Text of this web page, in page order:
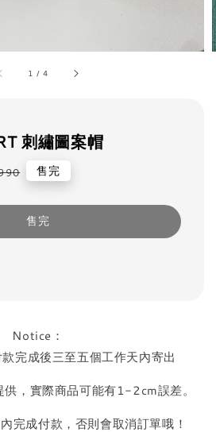
1 /4
刺繡圖案帽
售完
售完
Notice：
完成後三至五個工作天內寄出
供，實際商品可能有1-2cm誤差。
完成付款，否則會取消訂單哦！